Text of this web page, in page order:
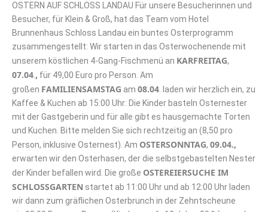
OSTERN AUF SCHLOSS LANDAU Für unsere Besucherinnen und
Besucher, für Klein & Groß, hat das Team vom Hotel
Brunnenhaus Schloss Landau ein buntes Osterprogramm
zusammengestellt: Wir starten in das Osterwochenende mit
unserem köstlichen 4-Gang-Fischmenü an KARFREITAG,
07.04 , für 49,00 Euro pro Person. Am
großen FAMILIENSAMSTAG am 08.04 . laden wir herzlich ein, zu
Kaffee & Kuchen ab 15:00 Uhr: Die Kinder basteln Osternester
mit der Gastgeberin und für alle gibt es hausgemachte Torten
und Kuchen. Bitte melden Sie sich rechtzeitig an (8,50 pro
Person, inklusive Osternest). Am OSTERSONNTAG, 09.04.,
erwarten wir den Osterhasen, der die selbstgebastelten Nester
der Kinder befallen wird. Die große OSTEREIERSUCHE IM
SCHLOSSGARTEN startet ab 11:00 Uhr und ab 12:00 Uhr laden
wir dann zum gräflichen Osterbrunch in der Zehntscheune